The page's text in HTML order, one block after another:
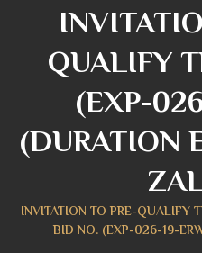
QUALIFY
(EXP-
(DURATION
INVITATION TO PRE-QUALIFY
BID NO. (EXP-026-19-